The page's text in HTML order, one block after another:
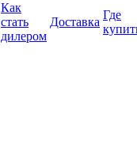
Как
стать
дилером
Доставка
Где